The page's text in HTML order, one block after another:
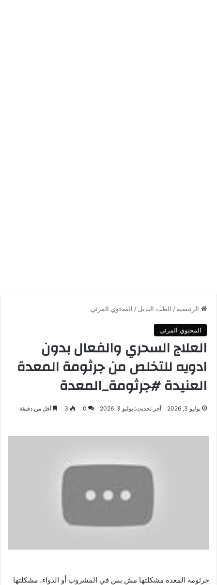
الرئيسية / الطب البديل / المحتوي المرئي
المحتوي المرئي
العلاج السحري والفعال بدون
ادويه للتخلص من جرثومة المعدة
العنيدة #جرثومة_المعدة
يوليو 3, 2026 آخر تحديث: يوليو 3, 2026 0
3 أقل من دقيقة
جرثومة المعدة مشكلتها مش بس في المشروب أو الدواء، مشكلتها